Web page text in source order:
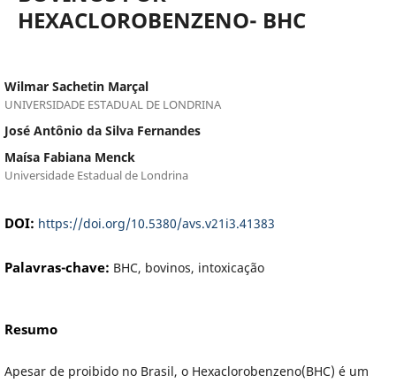
HEXACLOROBENZENO- BHC
Wilmar Sachetin Marçal
UNIVERSIDADE ESTADUAL DE LONDRINA
José Antônio da Silva Fernandes
Maísa Fabiana Menck
Universidade Estadual de Londrina
DOI: https://doi.org/10.5380/avs.v21i3.41383
Palavras-chave: BHC, bovinos, intoxicação
Resumo
Apesar de proibido no Brasil, o Hexaclorobenzeno(BHC) é um